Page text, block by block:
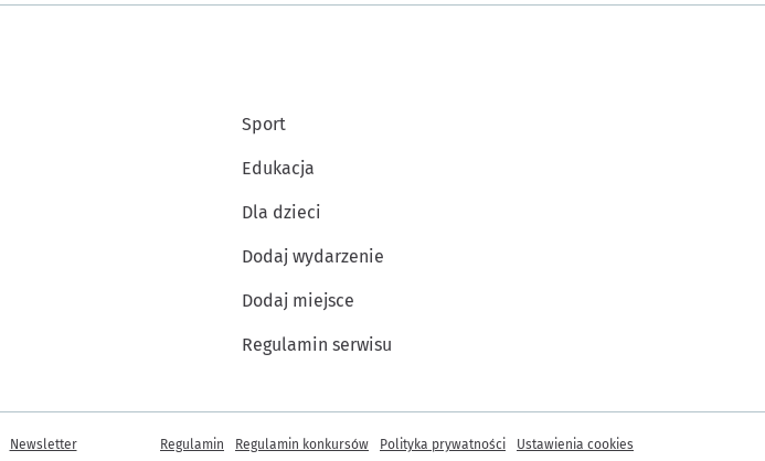
Sport
Edukacja
Dla dzieci
Dodaj wydarzenie
Dodaj miejsce
Regulamin serwisu
Newsletter Regulamin Regulamin konkursów Polityka prywatności Ustawienia cookies